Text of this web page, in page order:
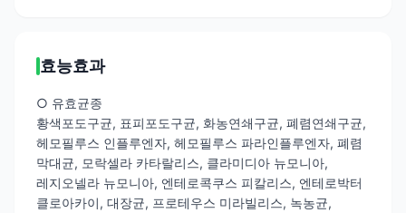
효능효과
○ 유효균종
황색포도구균, 표피포도구균, 화농연쇄구균, 폐렴연쇄구균,
헤모필루스 인플루엔자, 헤모필루스 파라인플루엔자, 폐렴
막대균, 모락셀라 카타랄리스, 클라미디아 뉴모니아,
레지오넬라 뉴모니아, 엔테로콕쿠스 피칼리스, 엔테로박터
클로아카이, 대장균, 프로테우스 미라빌리스, 녹농균,